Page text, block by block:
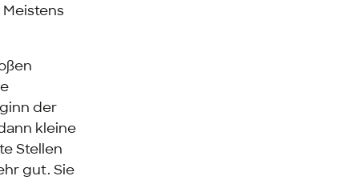
der
kleine
Stellen
gut. Sie